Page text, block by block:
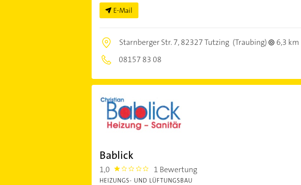
E-Mail
Starnberger Str. 7,82327 Tutzing (Traubing)
6,3 km
08157 83 08
Bablick
1,0 1.0 1 Bewertung
HEIZUNGS- UND LÜFTUNGSBAU